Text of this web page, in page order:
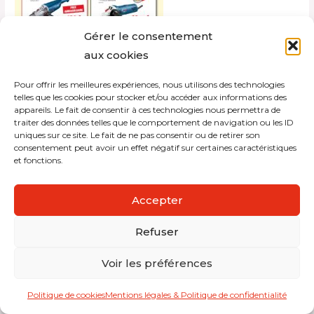
Gérer le consentement
aux cookies
Pour offrir les meilleures expériences, nous utilisons des technologies
telles que les cookies pour stocker et/ou accéder aux informations des
appareils. Le fait de consentir à ces technologies nous permettra de
traiter des données telles que le comportement de navigation ou les ID
uniques sur ce site. Le fait de ne pas consentir ou de retirer son
consentement peut avoir un effet négatif sur certaines caractéristiques
et fonctions.
Accepter
Refuser
Voir les préférences
Politique de cookiesMentions légales & Politique de confidentialité
Copyright © 2026 Interdistribution
Mentions légales et politique de confidentialité